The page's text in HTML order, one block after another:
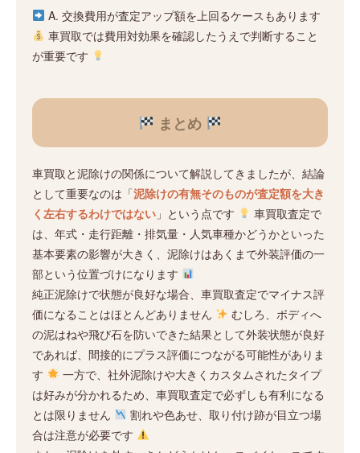
A. 交換費用が査定アップ額を上回るケースもあります
車買取では費用対効果を確認したうえで判断すること
が重要です
まとめ
車買取と泥除けの関係について解説してきましたが、結論
として重要なのは「泥除けの有無そのものが査定額を大き
く左右するわけではない 」という点です
車買取査定で
は、年式・走行距離・排気量・人気車種かどうかといった
基本要素の影響が大きく、泥除けはあくまで外装評価の一
部という位置づけになります
純正泥除けで状態が良好な場合、車買取査定でマイナス評
価になることはほとんどありません
むしろ、ボディへ
の泥はねや飛び石を防いできた結果として外装状態が良好
であれば、間接的にプラス評価につながる可能性がありま
す
一方で、社外泥除けや大きくカスタムされたタイプ
は好みが分かれるため、車買取査定で必ずしも有利になる
とは限りません
割れや色あせ、取り付け跡が目立つ場
合は注意が必要です